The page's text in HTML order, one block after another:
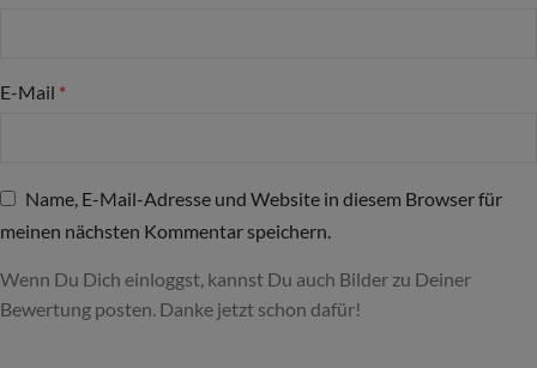
E-Mail *
Name, E-Mail-Adresse und Website in diesem Browser für
meinen nächsten Kommentar speichern.
Wenn Du Dich einloggst, kannst Du auch Bilder zu Deiner
Bewertung posten. Danke jetzt schon dafür!